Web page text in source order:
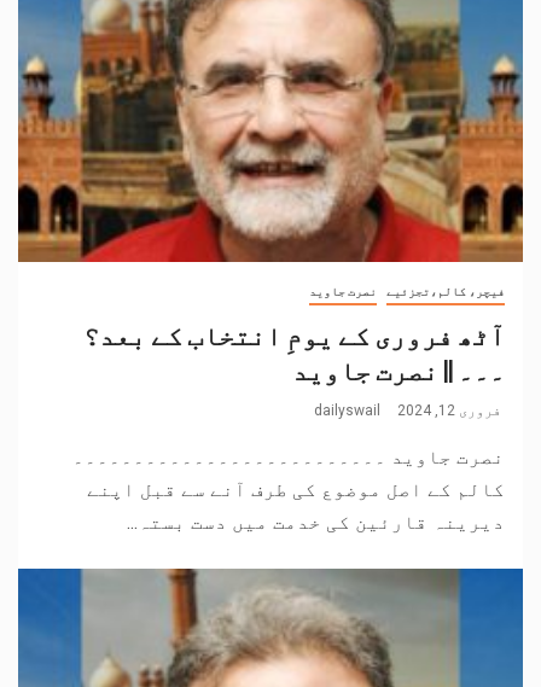
فیچر، کالم،تجزئیے نصرت جاوید
آٹھ فروری کے یومِ انتخاب کے بعد؟
۔۔۔ || نصرت جاوید
فروری 12, 2024 dailyswail
نصرت جاوید ۔۔۔۔۔۔۔۔۔۔۔۔۔۔۔۔۔۔۔۔۔۔۔۔۔۔
کالم کے اصل موضوع کی طرف آنے سے قبل اپنے
دیرینہ قارئین کی خدمت میں دست بستہ...